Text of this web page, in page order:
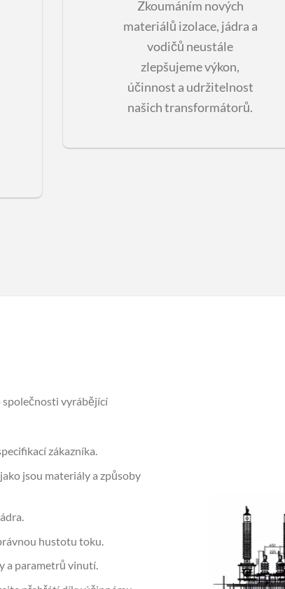
Zkoumáním nových
materiálů izolace, jádra a
vodičů neustále
zlepšujeme výkon,
účinnost a udržitelnost
našich transformátorů.
vyrábějící
zákazníka.
jsou materiály a způsoby
hustotu toku.
a parametrů vinutí.